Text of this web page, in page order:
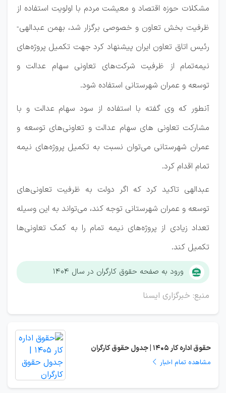
مشکلات حوزه اقتصاد و معیشت مردم با اولویت استفاده از
ظرفیت بخش تعاون و خصوصی برگزار شد، بهمن عبدالهی-
رئیس اتاق تعاون ایران پیشنهاد کرد جهت تکمیل پروژه‌های
نیمه‌تمام از ظرفیت شرکت‌های تعاونی سهام عدالت و
توسعه‌ و عمران شهرستانی استفاده شود.
آنطور که وی گفته با استفاده از سود سهام عدالت و با
مشارکت تعاونی های سهام عدالت و تعاونی‌های توسعه و
عمران شهرستانی می‌توان نسبت به تکمیل پروژه‌های نیمه
تمام اقدام کرد.
عبدالهی تاکید کرد که اگر دولت به ظرفیت‌ تعاونی‌های
توسعه و عمران شهرستانی توجه کند، می‌تواند به این وسیله
تعداد زیادی از پروژه‌های نیمه تمام را به کمک تعاونی‌ها
تکمیل کند.
ورود به صفحه حقوق کارگران در سال ۱۴۰۴
منبع: خبرگزاری ایسنا
حقوق اداره کار 1405 | جدول حقوق کارگران
مشاهده تمام اخبار